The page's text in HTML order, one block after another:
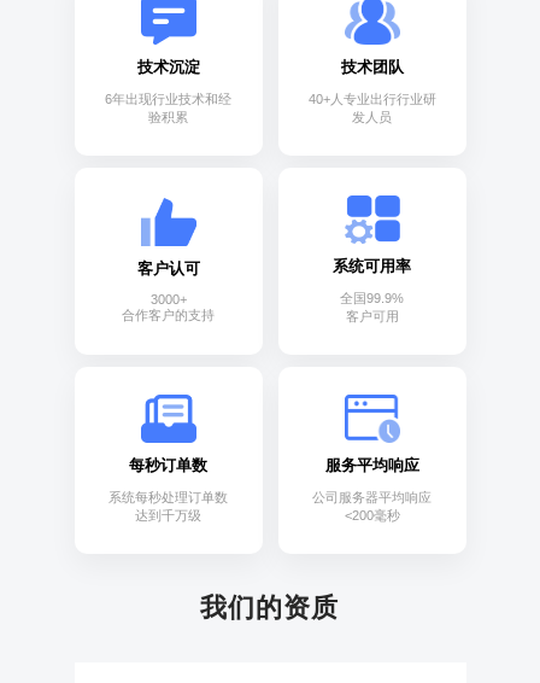
技术沉淀
6年出现行业技术和经
验积累
技术团队
40+人专业出行行业研
发人员
客户认可
3000+
合作客户的支持
系统可用率
全国99.9%
客户可用
每秒订单数
系统每秒处理订单数
达到千万级
服务平均响应
公司服务器平均响应
<200毫秒
我们的资质